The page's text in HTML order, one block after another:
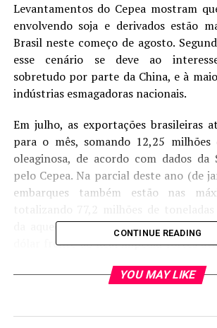
Levantamentos do Cepea mostram
envolvendo soja e derivados estão
Brasil neste começo de agosto.
esse cenário se deve ao
sobretudo por parte da China, e à
indústrias esmagadoras nacionais.
Em julho, as exportações brasileiras
para o mês, somando 12,25 milhões
oleaginosa, de acordo com dados da
pelo Cepea. Na parcial deste ano (de
embarques também estão nas
da aquecida demanda, a significativa
dólar frente ao Real impediu fortes
CONTINUE READING
YOU MAY LIKE